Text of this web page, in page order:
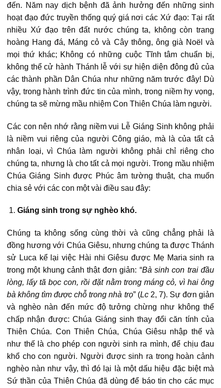
đến. Năm nay dịch bệnh đã ảnh hưởng đến những sinh
hoạt đạo đức truyền thống quý giá nơi các Xứ đạo: Tại rất
nhiều Xứ đạo trên đất nước chúng ta, không còn trang
hoàng Hang đá, Máng cỏ và Cây thông, ông già Noël và
mọi thứ khác; Không có những cuộc Tĩnh tâm chuẩn bị,
không thể cử hành Thánh lễ với sự hiện diện đông đủ của
các thành phần Dân Chúa như những năm trước đây! Dù
vậy, trong hành trình đức tin của mình, trong niềm hy vọng,
chúng ta sẽ mừng mầu nhiệm Con Thiên Chúa làm người.
Các con nên nhớ rằng niềm vui Lễ Giáng Sinh không phải
là niềm vui riêng của người Công giáo, mà là của tất cả
nhân loại, vì Chúa làm người không phải chỉ riêng cho
chúng ta, nhưng là cho tất cả mọi người. Trong mầu nhiệm
Chúa Giáng Sinh được Phúc âm tường thuật, cha muốn
chia sẻ với các con một vài điều sau đây:
Giáng sinh trong sự nghèo khó.
Chúng ta không sống cùng thời và cũng chẳng phải là
đồng hương với Chúa Giêsu, nhưng chúng ta được Thánh
sử Luca kể lại việc Hài nhi Giêsu được Mẹ Maria sinh ra
trong một khung cảnh thật đơn giản: “Bà sinh con trai đầu
lòng, lấy tã bọc con, rồi đặt nằm trong máng cỏ, vì hai ông
bà không tìm được chỗ trong nhà trọ” (Lc2, 7). Sự đơn giản
và nghèo nàn đến mức độ tưởng chừng như không thể
chấp nhận được: Chúa Giáng sinh thay đổi căn tính của
Thiên Chúa. Con Thiên Chúa, Chúa Giêsu nhập thể và
như thế là cho phép con người sinh ra mình, để chịu đau
khổ cho con người. Người được sinh ra trong hoàn cảnh
nghèo nàn như vậy, thì đó lại là một dấu hiệu đặc biệt mà
Sứ thần của Thiên Chúa đã dùng để báo tin cho các mục